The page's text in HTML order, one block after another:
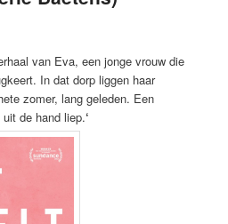
van Eva, een jonge vrouw die
In dat dorp liggen haar
zomer, lang geleden. Een
de hand liep.‘